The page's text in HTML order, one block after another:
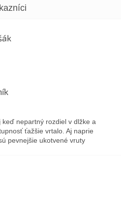
je 5 z 5 hviezdičiek.
je 5 z 5 hviezdičiek.
nepartný rozdiel v dlžke a
ťažšie vrtalo. Aj naprie
pevnejšie ukotvené vruty